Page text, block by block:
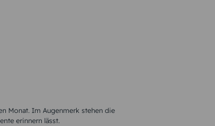
Monat. Im Augenmerk stehen die
erinnern lässt.